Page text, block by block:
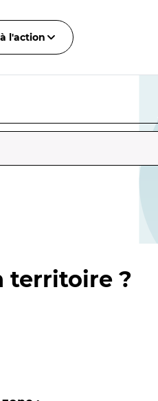
l'action
territoire ?